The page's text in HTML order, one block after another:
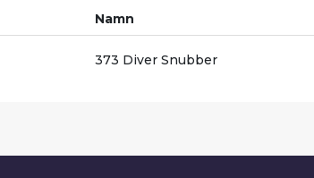
Namn
373 Diver Snubber